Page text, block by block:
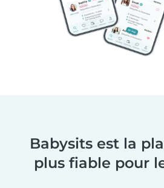
Babysits est la
plus fiable pour